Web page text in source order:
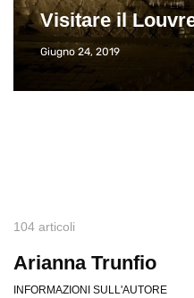
Visitare il
Giugno 24, 2019
104 articoli
Arianna Trunfio
INFORMAZIONI SULL'AUTORE